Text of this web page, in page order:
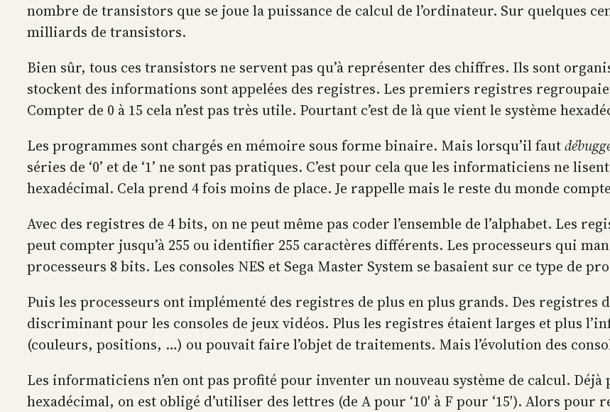
nombre de transistors que se joue la puissance de calcul de l’ordinateur. Sur quelques
milliards de transistors.
Bien sûr, tous ces transistors ne servent pas qu’à représenter des chiffres. Ils sont
stockent des informations sont appelées des registres. Les premiers registres
Compter de 0 à 15 cela n’est pas très utile. Pourtant c’est de là que vient le système
Les programmes sont chargés en mémoire sous forme binaire. Mais lorsqu’il faut
séries de ‘0’ et de ‘1’ ne sont pas pratiques. C’est pour cela que les informaticiens ne
hexadécimal. Cela prend 4 fois moins de place. Je rappelle mais le reste du monde
Avec des registres de 4 bits, on ne peut même pas coder l’ensemble de l’alphabet. Les
peut compter jusqu’à 255 ou identifier 255 caractères différents. Les processeurs qui
processeurs 8 bits. Les consoles NES et Sega Master System se basaient sur ce type de
Puis les processeurs ont implémenté des registres de plus en plus grands. Des registres
discriminant pour les consoles de jeux vidéos. Plus les registres étaient larges et plus
(couleurs, positions, …) ou pouvait faire l’objet de traitements. Mais l’évolution des
Les informaticiens n’en ont pas profité pour inventer un nouveau système de calcul.
hexadécimal, on est obligé d’utiliser des lettres (de A pour ‘10′ à F pour ‘15′). Alors